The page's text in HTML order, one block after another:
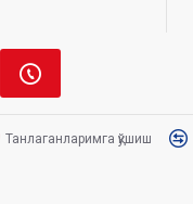
Танлаганларимга қўшиш